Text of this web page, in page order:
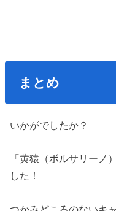
まとめ
いかがでしたか？
「黄猿（ボルサリーノ
した！